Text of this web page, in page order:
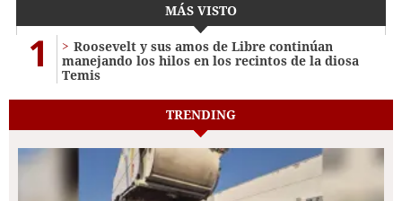
MÁS VISTO
1
Roosevelt y sus amos de Libre continúan
manejando los hilos en los recintos de la diosa
Temis
TRENDING